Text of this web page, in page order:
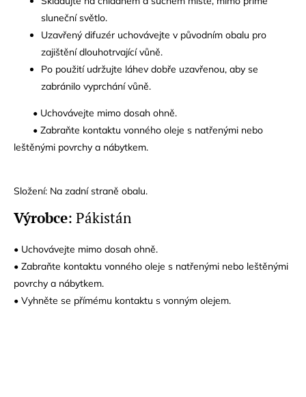
sluneční světlo.
Uzavřený difuzér uchovávejte v původním obalu pro
zajištění dlouhotrvající vůně.
Po použití udržujte láhev dobře uzavřenou, aby se
zabránilo vyprchání vůně.
• Uchovávejte mimo dosah ohně.
• Zabraňte kontaktu vonného oleje s natřenými nebo
leštěnými povrchy a nábytkem.
Složení: Na zadní straně obalu.
Výrobce: Pákistán
• Uchovávejte mimo dosah ohně.
• Zabraňte kontaktu vonného oleje s natřenými nebo leštěnými
povrchy a nábytkem.
• Vyhněte se přímému kontaktu s vonným olejem.